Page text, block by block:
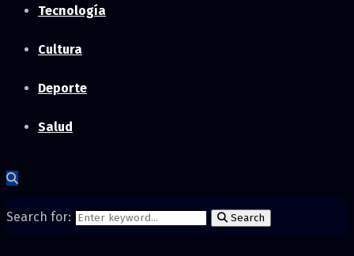
Tecnología
Cultura
Deporte
Salud
Search for: Search